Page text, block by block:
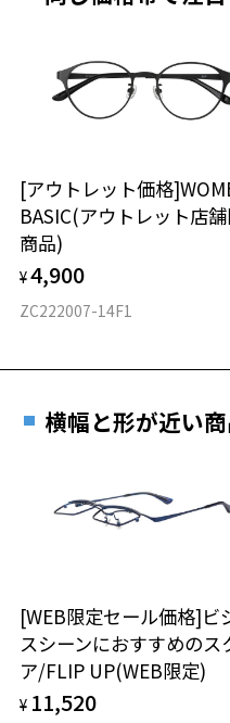
※着脱式サングラス：デモレンズ、ア
タイプ
材質
フロント素材：French
もっ
[アウトレット価格
BASIC(アウトレット店
商品)
¥4,900
ZC222007-14F1
横幅と形が近い
[WEB限定セール価格]ビ
スシーンにおすすめのス
ア/FLIP UP(WEB限定)
¥ 11,520